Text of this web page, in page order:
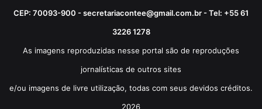
CEP: 70093-900 - secretariacontee@gmail.com.br - Tel: +55 61
3226 1278
As imagens reproduzidas nesse portal são de reproduções
jornalísticas de outros sites
e/ou imagens de livre utilização, todas com seus devidos créditos.
2026